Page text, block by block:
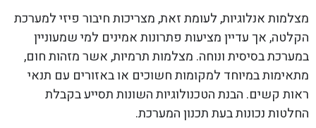
מצלמות אנלוגיות, לעומת זאת, מצריכות חיבור פיזי למערכת
הקלטה, אך עדיין מציעות פתרונות אמינים למי שמעוניין
במערכת בסיסית ונוחה. מצלמות תרמיות, אשר מזהות חום,
מתאימות במיוחד למקומות חשוכים או באזורים עם תנאי
ראות קשים. הבנת הטכנולוגיות השונות תסייע בקבלת
החלטות נכונות בעת תכנון המערכת.